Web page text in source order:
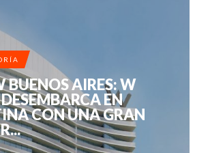
BUENOS AIRES: W
EN
CON UNA GRAN